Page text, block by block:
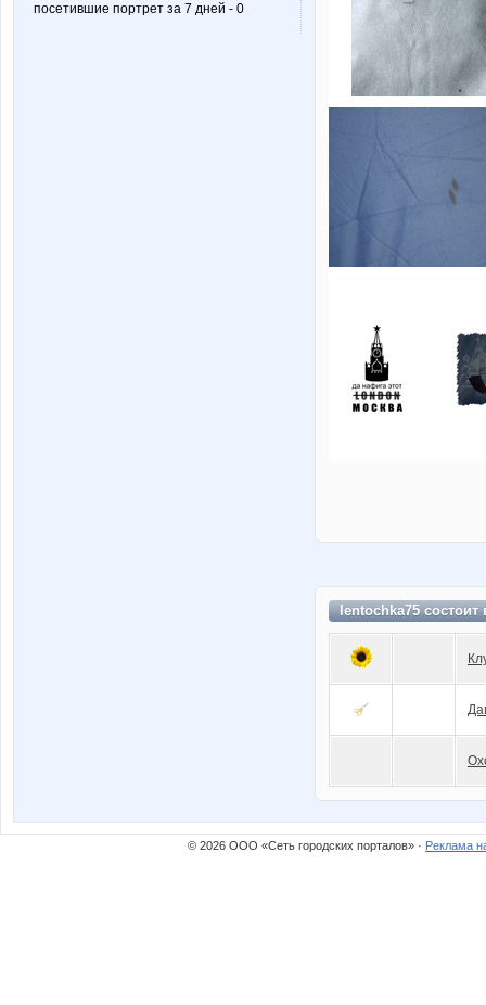
посетившие портрет за 7 дней - 0
lentochka75 состоит
© 2026 ООО «Сеть городских порталов» · Реклама